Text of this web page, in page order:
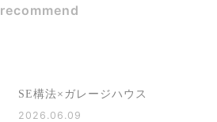
recommend
SE構法×ガレージハウス
2026.06.09